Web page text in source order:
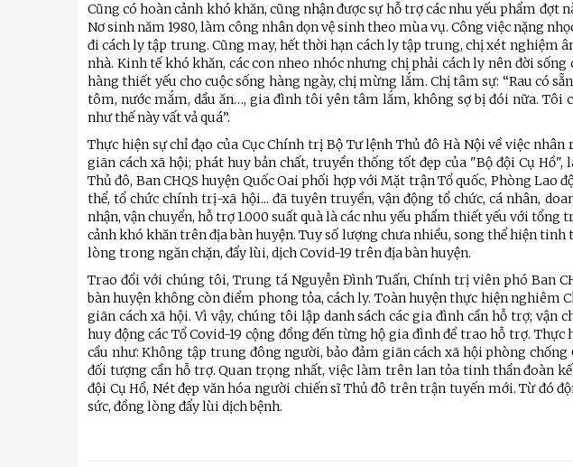
Cũng có hoàn cảnh khó khăn, cũng nhận được sự hỗ trợ các nhu yếu phẩm đợt
Nơ sinh năm 1980, làm công nhân dọn vệ sinh theo mùa vụ. Công việc nặng
đi cách ly tập trung. Cũng may, hết thời hạn cách ly tập trung, chị xét nghiệm
nhà. Kinh tế khó khăn, các con nheo nhóc nhưng chị phải cách ly nên đời
hàng thiết yếu cho cuộc sống hàng ngày, chị mừng lắm. Chị tâm sự: “Rau có
tôm, nước mắm, dầu ăn…, gia đình tôi yên tâm lắm, không sợ bị đói nữa. Tôi
như thế này vất vả quá”.
Thực hiện sự chỉ đạo của Cục Chính trị Bộ Tư lệnh Thủ đô Hà Nội về việc
giãn cách xã hội; phát huy bản chất, truyền thống tốt đẹp của "Bộ đội Cụ
Thủ đô, Ban CHQS huyện Quốc Oai phối hợp với Mặt trận Tổ quốc, Phòng Lao
thể, tổ chức chính trị-xã hội... đã tuyên truyền, vận động tổ chức, cá nhân,
nhận, vận chuyển, hỗ trợ 1.000 suất quà là các nhu yếu phẩm thiết yếu với
cảnh khó khăn trên địa bàn huyện. Tuy số lượng chưa nhiều, song thể hiện tinh
lòng trong ngăn chặn, đẩy lùi, dịch Covid-19 trên địa bàn huyện.
Trao đổi với chúng tôi, Trung tá Nguyễn Đình Tuấn, Chính trị viên phó Ban
bàn huyện không còn điểm phong tỏa, cách ly. Toàn huyện thực hiện nghiêm
giãn cách xã hội. Vì vậy, chúng tôi lập danh sách các gia đình cần hỗ trợ; vận
huy động các Tổ Covid-19 cộng đồng đến từng hộ gia đình để trao hỗ trợ.
cầu như: Không tập trung đông người, bảo đảm giãn cách xã hội phòng chống
đối tượng cần hỗ trợ. Quan trọng nhất, việc làm trên lan tỏa tinh thần đoàn
đội Cụ Hồ, Nét đẹp văn hóa người chiến sĩ Thủ đô trên trận tuyến mới. Từ đó
sức, đồng lòng đẩy lùi dịch bệnh.
Tiểu đoàn Thiết giáp SSCĐ cao
trong dịp Tết Nguyên đán
Bộ Tư lệnh Thủ đô và các tổ
thăm, động viên chiến sĩ mới